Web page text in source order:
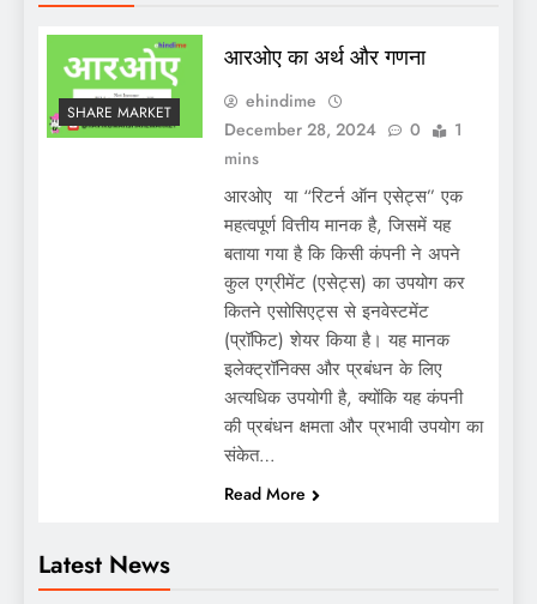
Latest News
SHARE MARKET
आरओए का अर्थ और गणना
ehindime
December 28, 2024
0
1
mins
आरओए या “रिटर्न ऑन एसेट्स” एक
महत्वपूर्ण वित्तीय मानक है, जिसमें यह
बताया गया है कि किसी कंपनी ने अपने
कुल एग्रीमेंट (एसेट्स) का उपयोग कर
कितने एसोसिएट्स से इनवेस्टमेंट
(प्रॉफिट) शेयर किया है। यह मानक
इलेक्ट्रॉनिक्स और प्रबंधन के लिए
अत्यधिक उपयोगी है, क्योंकि यह कंपनी
की प्रबंधन क्षमता और प्रभावी उपयोग का
संकेत…
Read More